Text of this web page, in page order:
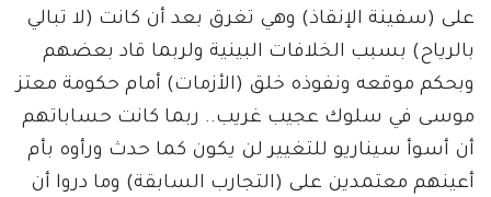
على (سفينة الإنقاذ) وهي تغرق بعد أن كانت (لا تبالي
بالرياح) بسبب الخلافات البينية ولربما قاد بعضهم
وبحكم موقعه ونفوذه خلق (الأزمات) أمام حكومة معتز
موسى في سلوك عجيب غريب.. ربما كانت حساباتهم
أن أسوأ سيناريو للتغيير لن يكون كما حدث ورأوه بأم
أعينهم معتمدين على (التجارب السابقة) وما دروا أن